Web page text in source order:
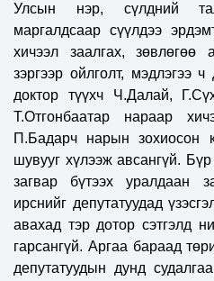
Улсын нэр, сүлдний
маргалдсаар сүүлдээ
хичээл заалгах,
зэргээр ойлголт, мэдлэгээ
доктор түүхч Ч.Далай,
Т.Отгонбаатар нараар
П.Бадарч нарын зохиосон
шувууг хүлээж авсангүй.
загвар бүтээх уралдаан
ирснийг депутатуудад
авахад тэр дотор сэтгэлд
гарсангүй. Аргаа бараад
депутатуудын дунд